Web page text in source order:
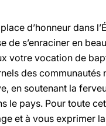
d’honneur dans
de s’enraciner en
votre vocation de
des communautés
en soutenant la
le pays. Pour toute
et à vous exprimer